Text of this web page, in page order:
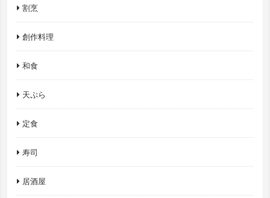
割烹
創作料理
和食
天ぷら
定食
寿司
居酒屋